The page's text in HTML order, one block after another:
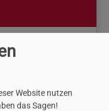
Website nutzen
das Sagen!